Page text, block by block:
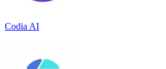
Codia AI